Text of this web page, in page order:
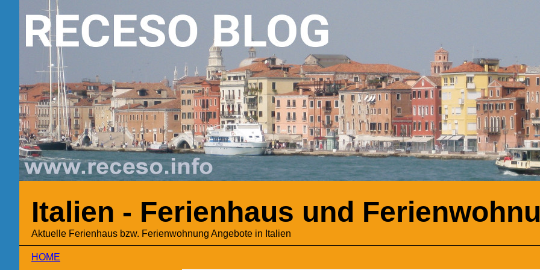
Italien - Ferienhaus und
Aktuelle Ferienhaus bzw. Ferienwohnung Angebote in Italien
HOME